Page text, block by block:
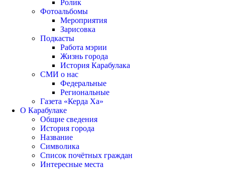
Ролик
Фотоальбомы
Мероприятия
Зарисовка
Подкасты
Работа мэрии
Жизнь города
История Карабулака
СМИ о нас
Федеральные
Региональные
Газета «Керда Ха»
О Карабулаке
Общие сведения
История города
Название
Символика
Список почётных граждан
Интересные места